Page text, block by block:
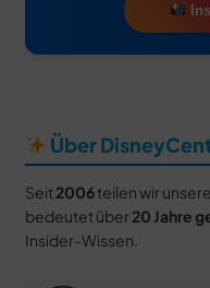
Über
Seit 2006teilen wir
bedeutet über 20 Jahre
Insider-Wissen.